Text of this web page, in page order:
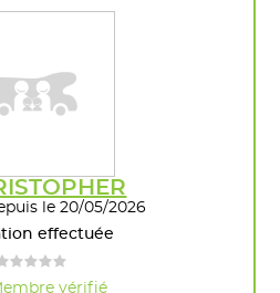
le 20/05/2026
effectuée
vérifié